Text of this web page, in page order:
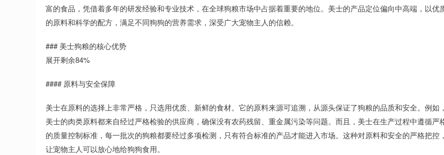
富的食品，凭借着多年的研发经验和专业技术，在全球狗粮市场中占据着重要的地位。美士的产品定位偏向中高端，以优
的原料和科学的配方，满足不同狗狗的营养需求，深受广大宠物主人的信赖。
### 美士狗粮的核心优势
展开剩余84%
#### 原料与安全保障
美士在原料的选择上非常严格，只选用优质、新鲜的食材。它的原料来源可追溯，从源头保证了狗粮的品质和安全。例如，
美士的肉类原料都来自经过严格检验的供应商，确保没有农药残留、重金属污染等问题。而且，美士在生产过程中遵循严
的质量控制标准，每一批次的狗粮都要经过多项检测，只有符合标准的产品才能进入市场。这种对原料和安全的严格把控，
让宠物主人可以放心地给狗狗食用。